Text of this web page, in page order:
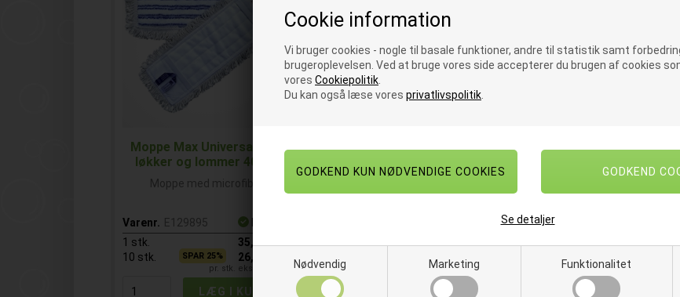
Cookie information
Vi bruger cookies - nogle til basale funktioner, andre til statistik samt
brugeroplevelsen. Ved at bruge vores side accepterer du brugen af cookies
vores Cookiepolitik
Du kan også læse vores privatlivspolitik
Nødvendig Marketing Funktionalitet
Se detaljer
Moppe Max Universal med
løkker og lommer 40 cm
Moppe med microfiber
Varenr. E129895
1 stk. 35,50
10 stk. SPAR 25% 26,50
pr. stk. ekskl. moms
Acrylmoppe 80 cm
På lager
10
80,25
pr. stk. ekskl. moms
Flap moppe Uni
fremfører
Varenr.
1stk.211,75
53%